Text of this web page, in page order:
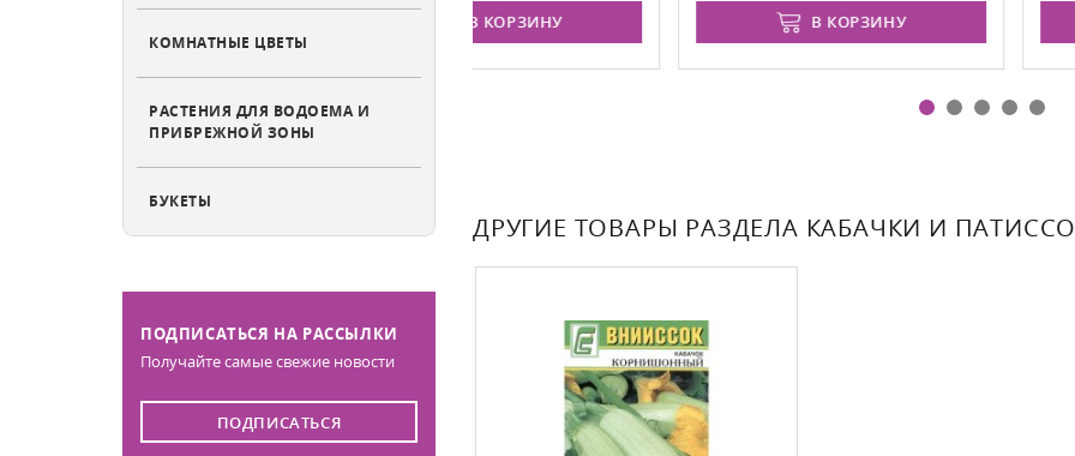
КОМНАТНЫЕ ЦВЕТЫ
РАСТЕНИЯ ДЛЯ ВОДОЕМА И
ПРИБРЕЖНОЙ ЗОНЫ
БУКЕТЫ
ПОДПИСАТЬСЯ НА РАССЫЛКИ
Получайте самые свежие новости
ПОДПИСАТЬСЯ
ДРУГИЕ ТОВАРЫ РАЗДЕЛА КАБАЧКИ И